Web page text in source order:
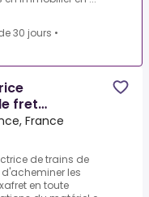
30 jours •
fret
France
de trains de
les
en toute